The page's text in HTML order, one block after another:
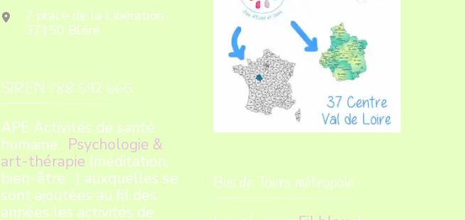
7 place de la Libération
37150 Bléré
SIREN 788 592 665
APE Activités de santé
humaine : Psychologie &
art-thérapie (méditation,
bien-être…) auxquelles se
sont ajoutées au fil des
années les activités de
Bus de Tours métropole :